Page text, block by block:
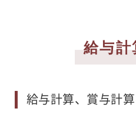
給与計
給与計算、賞与計算